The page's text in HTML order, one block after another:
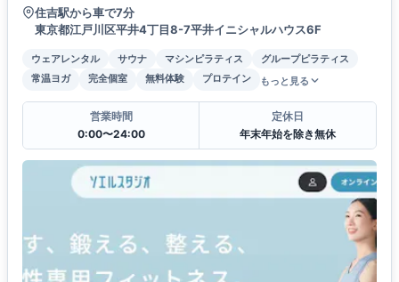
住吉駅から車で7分
東京都江戸川区平井4丁目8-7平井イニシャルハウス6F
ウェアレンタル サウナ マシンピラティス
グループピラティス
常温ヨガ
完全個室 無料体験 プロテイン もっと見る
営業時間
0:00〜24:00
定休日
年末年始を除き無休